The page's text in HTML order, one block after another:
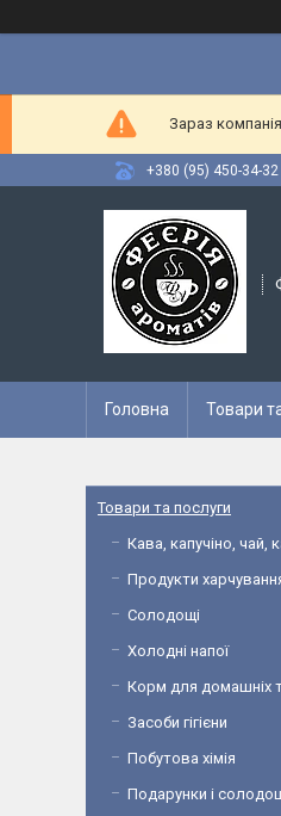
Зараз
+380 (95) 450-34-32
Головна Товари
Товари та послуги
Кава, капучіно, чай,
Продукти
Солодощі
Холодні напої
Корм для домашніх
Засоби гігієни
Побутова хімія
Подарунки і